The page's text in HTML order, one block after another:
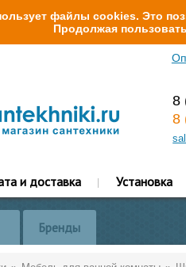
файлы cookies. Это
Продолжая
8
8
и доставка Установка
Бренды